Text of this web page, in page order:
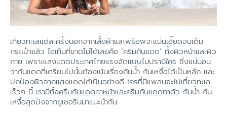
เที่ยวทะเลแต่ละครั้งนอกจากเสื้อผ้าและพร็อพจะแน่นเอี๊ยดจนเต็ม
กระเป๋าแล้ว ไอเท็มที่ขาดไม่ได้เลยคือ ‘ครีมกันแดด’ ทั้งผิวหน้าและผิว
กาย เพราะแสงแดดประเทศไทยแรงจัดแบบไม่ปรานีใคร ซึ่งแน่นอน
ว่ากันแดดที่เตรียมไปนั้นต้องเน้นเรื่องกันน้ำ กันเหงื่อได้เป็นหลัก และ
ปกป้องผิวจากแสงแดดได้เป็นอย่างดี ใครที่มีแพลนจะไปเที่ยวทะเล
เร็วๆ นี้ เรามีทั้งครีมกันแดดทาหน้าและครีมกันแดดทาตัว กันน้ำ กัน
เหงื่อสุดปังจากยูเซอรินมาแนะนำกัน